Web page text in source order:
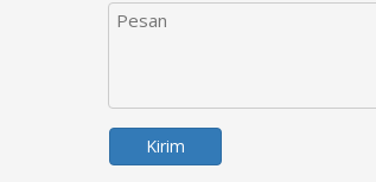
Kirim